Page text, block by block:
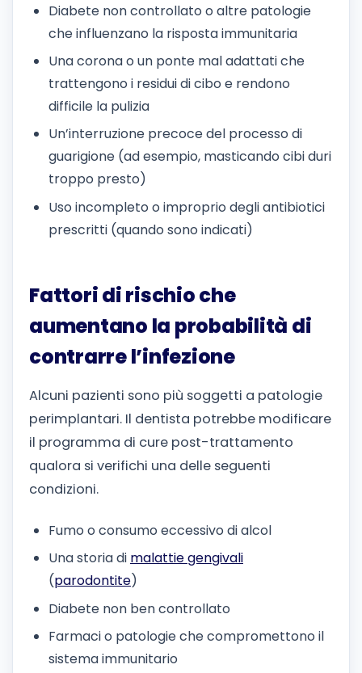
Diabete non controllato o altre patologie
che influenzano la risposta immunitaria
Una corona o un ponte mal adattati che
trattengono i residui di cibo e rendono
difficile la pulizia
Un’interruzione precoce del processo di
guarigione (ad esempio, masticando cibi duri
troppo presto)
Uso incompleto o improprio degli antibiotici
prescritti (quando sono indicati)
Fattori di rischio che
aumentano la probabilità di
contrarre l’infezione
Alcuni pazienti sono più soggetti a patologie
perimplantari. Il dentista potrebbe modificare
il programma di cure post-trattamento
qualora si verifichi una delle seguenti
condizioni.
Fumo o consumo eccessivo di alcol
Una storia di malattie gengivali
(parodontite)
Diabete non ben controllato
Farmaci o patologie che compromettono il
sistema immunitario